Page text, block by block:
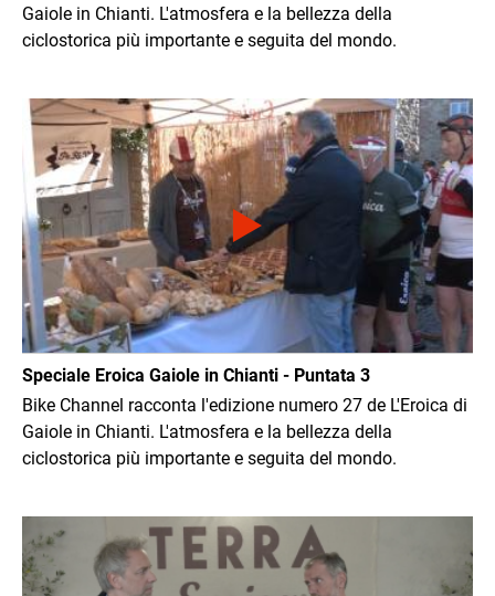
Gaiole in Chianti. L'atmosfera e la bellezza della
ciclostorica più importante e seguita del mondo.
Immagine
Speciale Eroica Gaiole in Chianti - Puntata 3
Bike Channel racconta l'edizione numero 27 de L'Eroica di
Gaiole in Chianti. L'atmosfera e la bellezza della
ciclostorica più importante e seguita del mondo.
Immagine